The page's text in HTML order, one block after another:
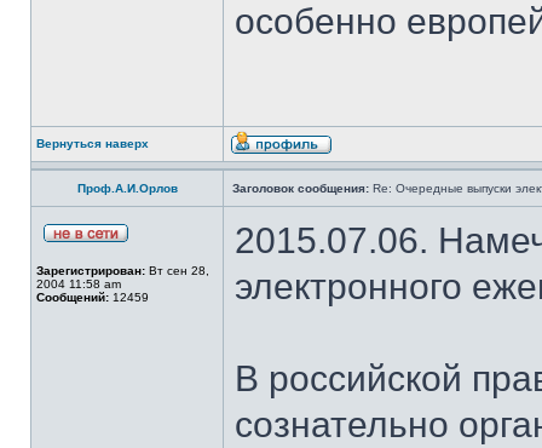
особенно
Вернуться наверх
Проф.А.И.Орлов Заголовок сообщения: Re: Очередные выпуски
Зарегистрирован: Вт сен 28,
2004 11:58 am
Сообщений: 12459
2015.07.06.
электронного
В российской
сознательно